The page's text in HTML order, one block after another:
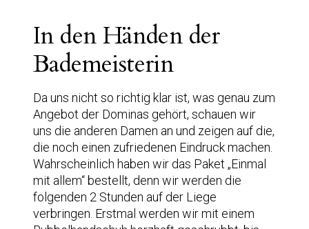
In den Händen der
Bademeisterin
Da uns nicht so richtig klar ist, was genau zum
Angebot der Dominas gehört, schauen wir
uns die anderen Damen an und zeigen auf die,
die noch einen zufriedenen Eindruck machen.
Wahrscheinlich haben wir das Paket „Einmal
mit allem“ bestellt, denn wir werden die
folgenden 2 Stunden auf der Liege
verbringen. Erstmal werden wir mit einem